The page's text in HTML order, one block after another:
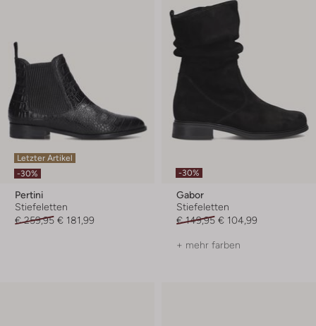
Letzter Artikel
-30%
Pertini
Stiefeletten
€ 259,95 € 181,99
-30%
Gabor
Stiefeletten
€ 149,95 € 104,99
+ mehr farben